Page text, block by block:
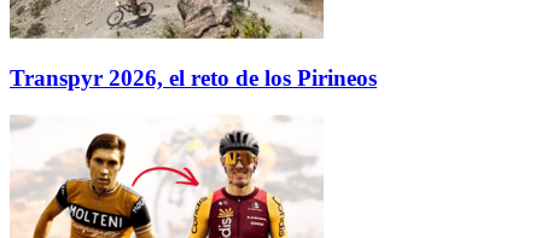
Transpyr 2026, el reto de los Pirineos